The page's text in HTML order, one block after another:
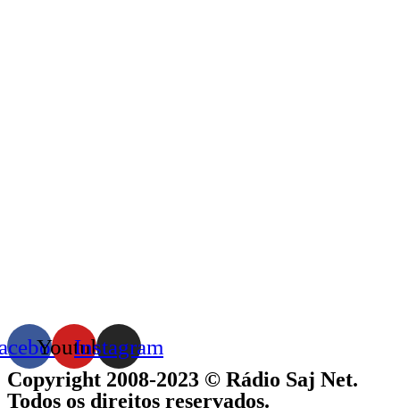
YoutubeInstagram
Copyright 2008-2023 © Rádio Saj Net.
Todos os direitos reservados.